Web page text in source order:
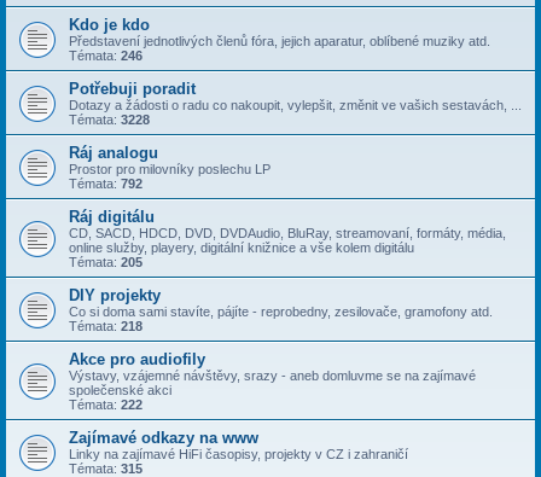
Kdo je kdo
Představení jednotlivých členů fóra, jejich aparatur, oblíbené muziky atd.
Témata: 246
Potřebuji poradit
Dotazy a žádosti o radu co nakoupit, vylepšit, změnit ve vašich sestavách, ...
Témata: 3228
Ráj analogu
Prostor pro milovníky poslechu LP
Témata: 792
Ráj digitálu
CD, SACD, HDCD, DVD, DVDAudio, BluRay, streamovaní, formáty, média,
online služby, playery, digitální knižnice a vše kolem digitálu
Témata: 205
DIY projekty
Co si doma sami stavíte, pájíte - reprobedny, zesilovače, gramofony atd.
Témata: 218
Akce pro audiofily
Výstavy, vzájemné návštěvy, srazy - aneb domluvme se na zajímavé
společenské akci
Témata: 222
Zajímavé odkazy na www
Linky na zajímavé HiFi časopisy, projekty v CZ i zahraničí
Témata: 315